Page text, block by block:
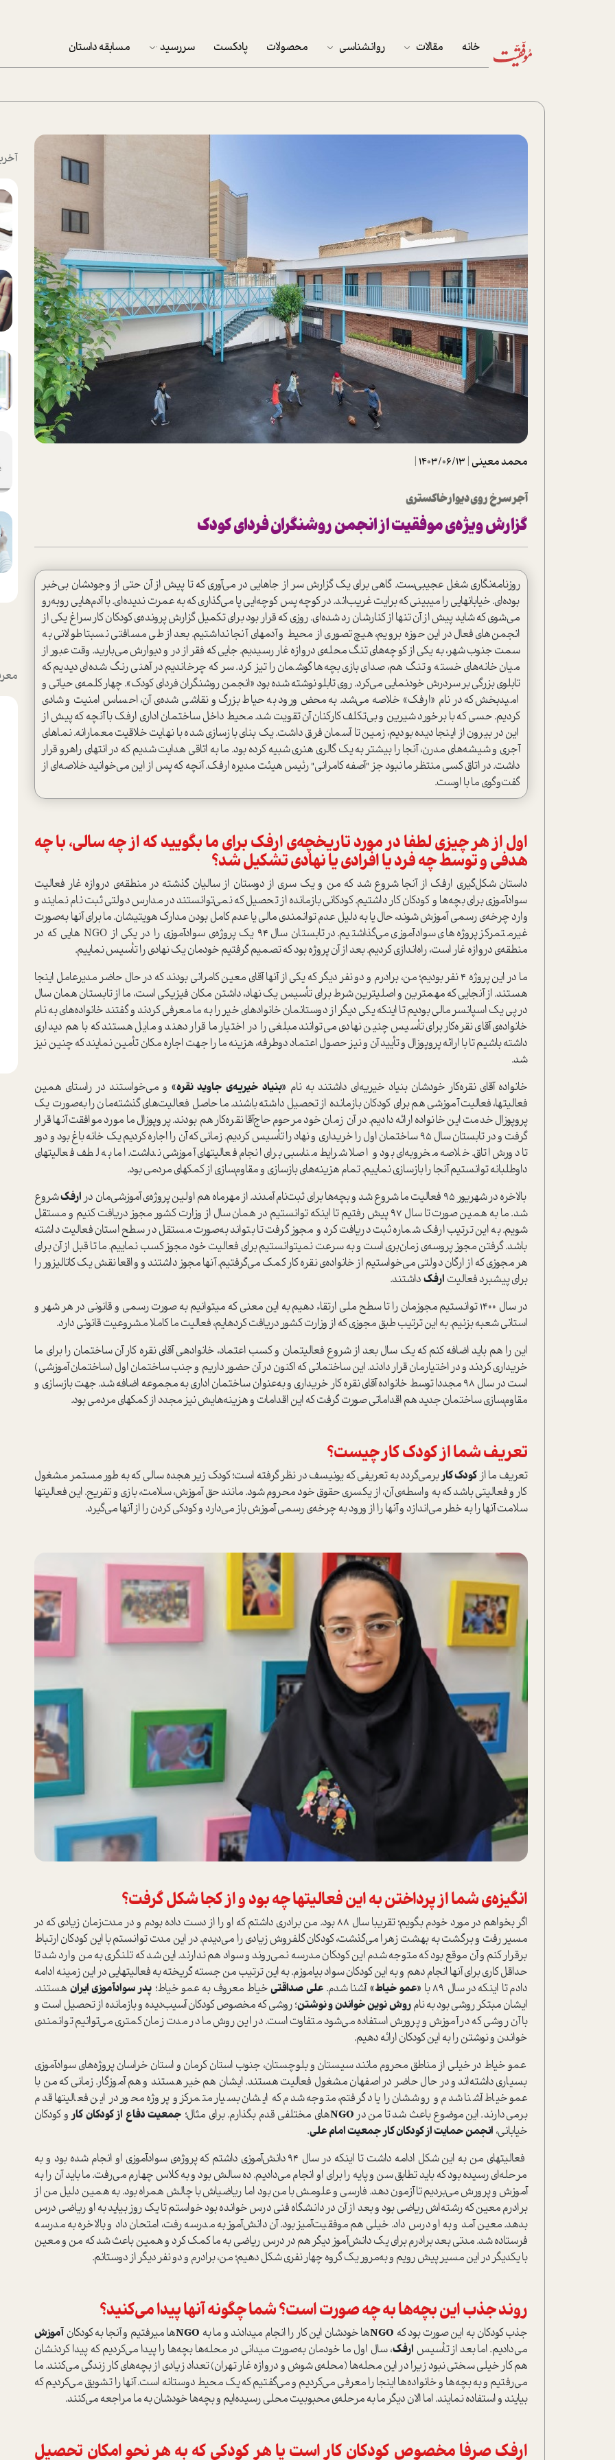
خانه مقالات
نوجوان
کار
پلاس
تحلیل فیلم
شیوانا
داستان
روانشناسی محصولات پادکست سررسید مسابقه داستان
محمد معینی |
1403/06/13
|
آجر سرخ روی دیوار خاکستری
گزارش ویژه‌ی موفقیت از انجمن روشنگران فردای کودک
روزنامه‌نگاری شغل عجیبی‌ست. گاهی برای یک گزارش سر از جاهایی در می‌آوری که تا پیش از آن حتی از وجودشان بی‌خبر
بوده‌ای. خیابانهایی را میبینی که برایت غریب‌اند. در کوچه پس کوچه‌ایی پا می‌گذاری که به عمرت ندیده‌ای. با آدم‌هایی روبه‌رو
می‌شوی که شاید پیش از آن تنها از کنارشان رد شده‌ای. روزی که قرار بود برای تکمیل گزارش پرونده‌ی کودکان کار سراغ یکی از
انجمن‌های فعال در این حوزه برویم، هیچ تصوری از محیط و آدمهای آنجا نداشتیم. بعد از طی مسافتی نسبتا طولانی به
سمت جنوب شهر، به یکی از کوچه‌های تنگ محله‌ی دروازه غار رسیدیم. جایی که فقر از در و دیوارش می‌بارید. وقت عبور از
میان خانه‌های خسته و تنگ هم، صدای بازی بچه‌ها گوشمان را تیز کرد. سر که چرخاندیم در آهنی رنگ شده‌ای دیدیم که
تابلوی بزرگی بر سردرش خودنمایی می‌کرد. روی تابلو نوشته شده بود «انجمن روشنگران فردای کودک». چهار کلمه‌ی حیاتی و
امیدبخش که در نام «ارفک» خلاصه می‌شد. به محض ورود به حیاط بزرگ و نقاشی شده‌ی آن، احساس امنیت و شادی
کردیم. حسی که با برخورد شیرین و بی‌تکلف کارکنان آن تقویت شد. محیط داخل ساختمان اداری ارفک با آنچه که پیش از
این در بیرون از اینجا دیده بودیم، زمین تا آسمان فرق داشت. یک بنای بازسازی شده با نهایت خلاقیت معمارانه. نماهای‌
آجری و شیشه‌های مدرن، آنجا را بیشتر به یک گالری هنری شبیه کرده بود. ما به اتاقی هدایت شدیم که در انتهای راهرو قرار
داشت. در اتاق کسی منتظر ما نبود جز "آصفه کامرانی" رئیس هیئت مدیره ارفک. آنچه که پس از این می‌خوانید خلاصه‌ای از
گفت‌وگوی ما با اوست.
اول از هر چیزی لطفا در مورد تاریخچه‌ی ارفک برای ما بگویید که از چه سالی، با چه
هدفی و توسط چه فرد یا افرادی یا نهادی تشکیل شد؟
داستان شکل‌گیری ارفک از آنجا شروع شد که من و یک سری از دوستان از سالیان گذشته در منطقه‌ی دروازه غار فعالیت
سوادآموزی برای بچه‌ها و کودکان کار داشتیم. کودکانی بازمانده از تحصیل که نمی‌توانستند در مدارس دولتی ثبت نام نمایند و
وارد چرخه‌ی رسمی آموزش شوند، حال یا به دلیل عدم توانمندی مالی یا عدم کامل بودن مدارک هویتیشان. ما برای آنها به‌صورت
غیرمتمرکز پروژه های سوادآموزی می‌گذاشتیم. در تابستان سال ۹۴ یک پروژه‌ی سوادآموزی را در یکی از NGO هایی که در
منطقه‌ی دروازه غار است، راه‌اندازی کردیم. بعد از آن پروژه بود که تصمیم گرفتیم خودمان یک نهادی را تأسیس نماییم.
ما در این پروژه ۴ نفر بودیم؛ من، برادرم و دو نفر دیگر که یکی از آنها آقای معین کامرانی بودند که در حال حاضر مدیرعامل اینجا
هستند. از آنجایی که مهمترین و اصلیترین شرط برای تأسیس یک نهاد، داشتن مکان فیزیکی است، ما از تابستان همان سال
در پی یک اسپانسر مالی بودیم تا اینکه یکی دیگر از دوستانمان خانوادهای خیر را به ما معرفی کردند و گفتند خانواده‌های به نام
خانواده‌ی آقای نقره‌کار برای تأسیس چنین نهادی می‌توانند مبلغی را در اختیار ما قرار دهند و مایل هستند که با هم دیداری
داشته باشیم تا با ارائه پروپوزال و تأیید آن و نیز حصول اعتماد دوطرفه، هزینه ما را جهت اجاره مکان تأمین نمایند که چنین نیز
شد.
خانواده آقای نقره‌کار خودشان بنیاد خیریه‌ای داشتند به نام «بنیاد خیریه‌ی جاوید نقره»و می‌خواستند در راستای همین
فعالیتها، فعالیت آموزشی هم برای کودکان بازمانده از تحصیل داشته باشند. ما حاصل فعالیت‌های گذشته‌مان را به‌صورت یک
پروپوزال خدمت این خانواده ارائه دادیم. در آن زمان خود مرحوم حاج‌آقا نقره‌کار هم بودند. پروپوزال ما مورد موافقت آنها قرار
گرفت و در تابستان سال ۹۵ ساختمان اول را خریداری و نهاد را تأسیس کردیم. زمانی که آن را اجاره کردیم یک خانه باغ بود و دور
تا دورش اتاق. خلاصه مخروبه‌ای بود و اصلا شرایط مناسبی برای انجام فعالیتهای آموزشی نداشت. اما به لطف فعالیتهای
داوطلبانه توانستیم آنجا را بازسازی نماییم. تمام هزینه‌های بازسازی و مقاوم‌سازی از کمکهای مردمی بود.
بالاخره در شهریور ۹۵ فعالیت ما شروع شد و بچه‌ها برای ثبت‌نام آمدند. از مهرماه هم اولین پروژه‌ی آموزشی‌مان در
ارفکشروع
شد. ما به همین صورت تا سال ۹۷ پیش رفتیم تا اینکه توانستیم در همان سال از وزارت کشور مجوز دریافت کنیم و مستقل
شویم. به این ترتیب ارفک شماره ثبت دریافت کرد و مجوز گرفت تا بتواند به‌صورت مستقل در سطح استان فعالیت داشته
باشد. گرفتن مجوز پروسه‌‌ی زمان‌بری است و به سرعت نمیتوانستیم برای فعالیت خود مجوز کسب نماییم. ما تا قبل از آن برای
هر مجوزی که از ارگان دولتی می‌خواستیم از خانواده‌ی نقره کار کمک می‌گرفتیم. آنها مجوز داشتند و واقعا نقش یک کاتالیزور را
برای پیشبرد فعالیت ارفکداشتند.
در سال ۱۴۰۰ توانستیم مجوزمان را تا سطح ملی ارتقاء دهیم به این معنی که میتوانیم به صورت رسمی و قانونی در هر شهر و
استانی شعبه بزنیم. به این ترتیب طبق مجوزی که از وزارت کشور دریافت کردهایم، فعالیت ما کاملا مشروعیت قانونی دارد.
این را هم باید اضافه کنم که یک سال بعد از شروع فعالیتمان و کسب اعتماد، خانوادهی آقای نقره کار آن ساختمان را برای ما
خریداری کردند و در اختیارمان قرار دادند. این ساختمانی که اکنون در آن حضور داریم و جنب ساختمان اول (ساختمان آموزشی)
است در سال ۹۸ مجددا توسط خانواده آقای نقره کار خریداری و به‌عنوان ساختمان اداری به مجموعه اضافه شد. جهت بازسازی و
مقاوم‌سازی ساختمان جدید هم اقداماتی صورت گرفت که این اقدامات و هزینه‌هایش نیز مجدد از کمکهای مردمی بود.
تعریف شما از کودک کار چیست؟
تعریف ما ازکودک کاربرمی‌گردد به تعریفی که یونیسف در نظر گرفته است؛ کودک زیر هجده سالی که به طور مستمر مشغول
کار و فعالیتی باشد که به واسطه‌ی آن، از یکسری حقوق خود محروم شود. مانند حق آموزش، سلامت، بازی و تفریح. این فعالیتها
سلامت آنها را به خطر می‌اندازد و آنها را از ورود به چرخه‌ی رسمی آموزش باز می‌دارد و کودکی کردن را از آنها می‌گیرد.
انگیزه‌ی شما از پرداختن به این فعالیتها چه بود و از کجا شکل گرفت؟
اگر بخواهم در مورد خودم بگویم؛ تقریبا سال ۸۸ بود. من برادری داشتم که او را از دست داده بودم و در مدت‌زمان زیادی که در
مسیر رفت و برگشت به بهشت زهرا می‌گذشت، کودکان گلفروش زیادی را می‌دیدم. در این مدت توانستم با این کودکان ارتباط
برقرار کنم و آن موقع بود که متوجه شدم این کودکان مدرسه نمی‌روند و سواد هم ندارند. این شد که تلنگری به من وارد شد تا
حداقل کاری برای آنها انجام دهم و به این کودکان سواد بیاموزم. به این ترتیب من جسته گریخته به فعالیتهایی در این زمینه ادامه
دادم تا اینکه در سال ۸۹ با
«عمو خیاط»آشنا شدم. علی صداقتیخیاط معروف به عمو خیاط؛ پدر سوادآموزی ایران هستند.
ایشان مبتکر روشی بود به نامروش نوین خواندن و نوشتن؛ روشی که مخصوص کودکان آسیب‌دیده و بازمانده از تحصیل است و
با آن روشی که در آموزش و پرورش استفاده می‌شود متفاوت است. در این روش ما در مدت زمان کمتری می‌توانیم توانمندی
خواندن و نوشتن را به این کودکان ارائه دهیم.
عمو خیاط در خیلی از مناطق محروم مانند سیستان و بلوچستان، جنوب استان کرمان و استان خراسان پروژه‌های سوادآموزی
بسیاری داشته‌اند و در حال حاضر در اصفهان مشغول فعالیت هستند. ایشان هم خیر هستند و هم آموزگار. زمانی که من با
عمو خیاط آشنا شدم و روششان را یاد گرفتم، متوجه شدم که ایشان بسیار متمرکز و پروژه محور در این فعالیتها قدم
برمی‌دارند. این موضوع باعث شد تا من درNGOهای مختلفی قدم بگذارم. برای مثال؛ جمعیت دفاع از کودکان کارو کودکان
خیابانی، انجمن حمایت از کودکان کار جمعیت امام علی.
فعالیتهای من به این شکل ادامه داشت تا اینکه در سال ۹۴ دانش‌آموزی داشتم که پروژه‌ی سوادآموزی او انجام شده بود و به
مرحله‌ای رسیده بود که باید تطابق سن و پایه را برای او انجام می‌دادیم. ده سالش بود و به کلاس چهارم می‌رفت. ما باید آن را به
آموزش و پرورش می‌بردیم تا آزمون دهد. فارسی و علومش با من بود اما ریاضیاش با چالش همراه بود. به همین دلیل من از
برادرم معین که رشته‌اش ریاضی بود و بعد از آن در دانشگاه فنی درس خوانده بود خواستم تا یک روز بیاید به او ریاضی درس
بدهد. معین آمد و به او درس داد. خیلی هم موفقیت‌آمیز بود. آن دانش‌آموز به مدرسه رفت، امتحان داد و بالاخره به مدرسه
فرستاده شد. مدتی بعد برادرم برای یک دانش‌آموز دیگر هم در درس ریاضی به ما کمک کرد و همین باعث شد که من و معین
با یکدیگر در این مسیر پیش رویم و به‌مرور یک گروه چهار نفری شکل دهیم؛ من، برادرم و دو نفر دیگر از دوستانم.
روند جذب این بچه‌ها به چه صورت است؟ شما چگونه آنها پیدا می‌کنید؟
جذب کودکان به این صورت بود که NGOها خودشان این کار را انجام میدادند و ما به NGOها میرفتیم و آنجا به کودکان آموزش
می‌دادیم. اما بعد از تأسیس ارفک، سال اول ما خودمان به‌صورت میدانی در محله‌ها بچه‌ها را پیدا می‌کردیم که پیدا کردنشان
هم کار خیلی سختی نبود زیرا در این محله‌ها (محله‌ی شوش و دروازه غار تهران) تعداد زیادی از بچه‌های کار زندگی می‌کنند. ما
می‌رفتیم و به بچه‌ها و خانواده‌ها اینجا را معرفی می‌کردیم و می‌گفتیم که یک محیط دوستانه است. آنها را تشویق می‌کردیم که
بیایند و استفاده نمایند. اما الان دیگر ما به مرحله‌ی محبوبیت محلی رسیده‌ایم و بچه‌ها خودشان به ما مراجعه می‌کنند.
ارفک صرفا مخصوص کودکان کار است یا هر کودکی که به هر نحو امکان تحصیل